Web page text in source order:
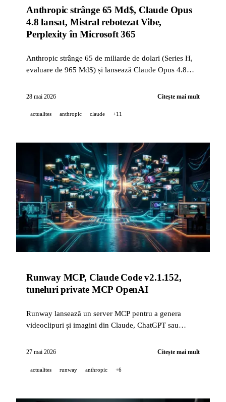
Anthropic strânge 65 Md$, Claude Opus
4.8 lansat, Mistral rebotezat Vibe,
Perplexity în Microsoft 365
Anthropic strânge 65 de miliarde de dolari (Series H,
evaluare de 965 Md$) și lansează Claude Opus 4.8
Vibe. Perplexity Computer se integrează în Word,
28 mai 2026 Citește mai mult
actualites anthropic claude +11
Runway MCP, Claude Code v2.1.152,
tuneluri private MCP OpenAI
Runway lansează un server MCP pentru a genera
videoclipuri și imagini din Claude, ChatGPT sau
fix. OpenAI securizează serverele MCP private. Turul
27 mai 2026 Citește mai mult
actualites runway anthropic +6